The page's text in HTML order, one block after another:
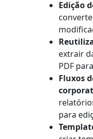
Edição
extrair
PDF
Fluxos
para